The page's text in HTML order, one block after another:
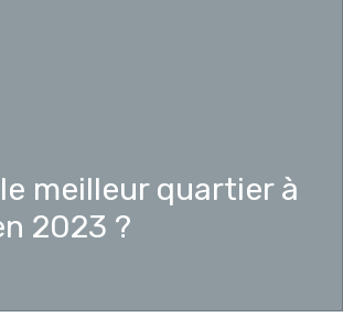
meilleur quartier à
2023 ?